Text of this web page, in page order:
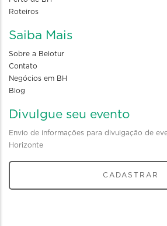
Roteiros
Saiba Mais
Sobre a Belotur
Contato
Negócios em BH
Blog
Divulgue seu evento
Envio de informações para divulgação de
Horizonte
CADASTRAR